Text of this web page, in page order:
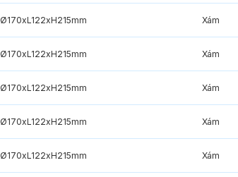
Ø170xL122xH215mm Xám
Ø170xL122xH215mm Xám
Ø170xL122xH215mm Xám
Ø170xL122xH215mm Xám
Ø170xL122xH215mm Xám